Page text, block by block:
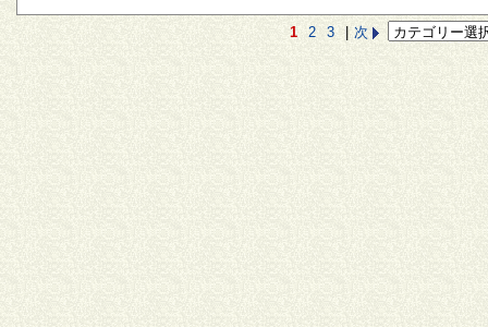
1 2 3 次